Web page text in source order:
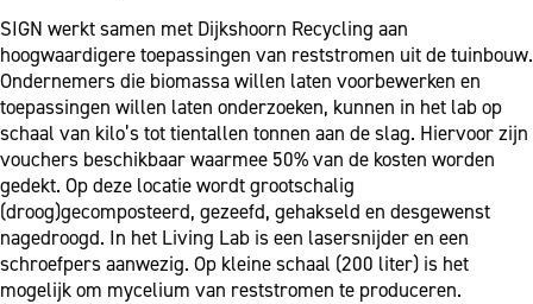
SIGN werkt samen met Dijkshoorn Recycling aan
hoogwaardigere toepassingen van reststromen uit de tuinbouw.
Ondernemers die biomassa willen laten voorbewerken en
toepassingen willen laten onderzoeken, kunnen in het lab op
schaal van kilo’s tot tientallen tonnen aan de slag. Hiervoor zijn
vouchers beschikbaar waarmee 50% van de kosten worden
gedekt. Op deze locatie wordt grootschalig
(droog)gecomposteerd, gezeefd, gehakseld en desgewenst
nagedroogd. In het Living Lab is een lasersnijder en een
schroefpers aanwezig. Op kleine schaal (200 liter) is het
mogelijk om mycelium van reststromen te produceren.